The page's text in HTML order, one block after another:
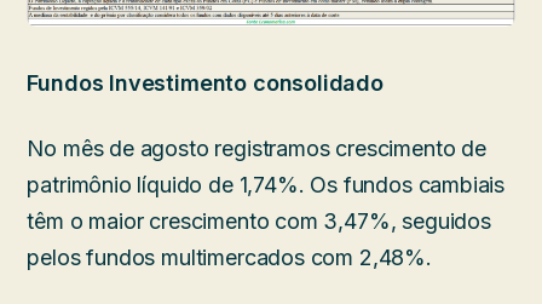
Fundos Investimento consolidado
No mês de agosto registramos crescimento de
patrimônio líquido de 1,74%. Os fundos cambiais
têm o maior crescimento com 3,47%, seguidos
pelos fundos multimercados com 2,48%.